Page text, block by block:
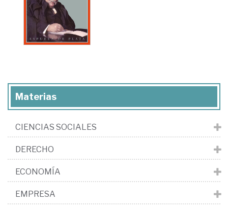
Materias
CIENCIAS SOCIALES
DERECHO
ECONOMÍA
EMPRESA